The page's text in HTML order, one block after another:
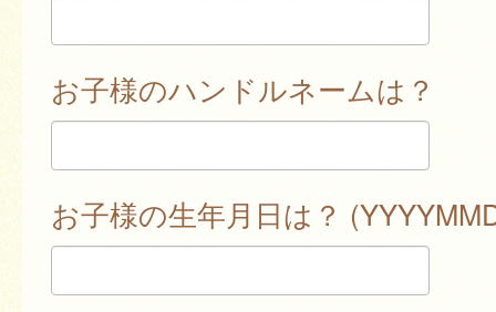
お子様のハンドルネームは？
お子様の生年月日は？